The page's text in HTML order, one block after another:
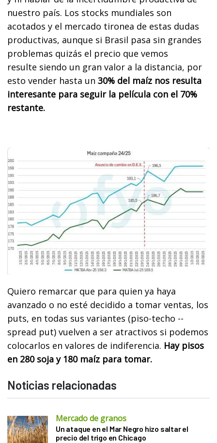
nuestro país. Los stocks mundiales son
acotados y el mercado tironea de estas dudas
productivas, aunque si Brasil pasa sin grandes
problemas quizás el precio que vemos
resulte siendo un gran valor a la distancia, por
esto vender hasta un 30% del maíz nos resulta
interesante para seguir la película con el 70%
restante.
Quiero remarcar que para quien ya haya
avanzado o no esté decidido a tomar ventas, los
puts, en todas sus variantes (piso-techo --
spread put) vuelven a ser atractivos si podemos
colocarlos en valores de indiferencia. Hay pisos
en 280 soja y 180 maíz para tomar.
Noticias relacionadas
Mercado de granos
Un ataque en el Mar Negro hizo saltar el
precio del trigo en Chicago